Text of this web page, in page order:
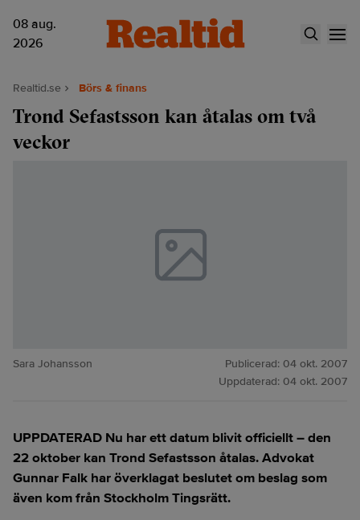
08 aug.
2026
Realtid.se Börs & finans
Trond Sefastsson kan åtalas om två
veckor
Sara Johansson Publicerad: 04 okt. 2007
Uppdaterad: 04 okt. 2007
UPPDATERAD Nu har ett datum blivit officiellt – den
22 oktober kan Trond Sefastsson åtalas. Advokat
Gunnar Falk har överklagat beslutet om beslag som
även kom från Stockholm Tingsrätt.